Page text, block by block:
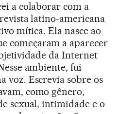
a colaborar com a
latino-americana
mítica. Ela nasce ao
começaram a aparecer
da Internet
ambiente, fui
voz. Escrevia sobre os
como gênero,
sexual, intimidade e o